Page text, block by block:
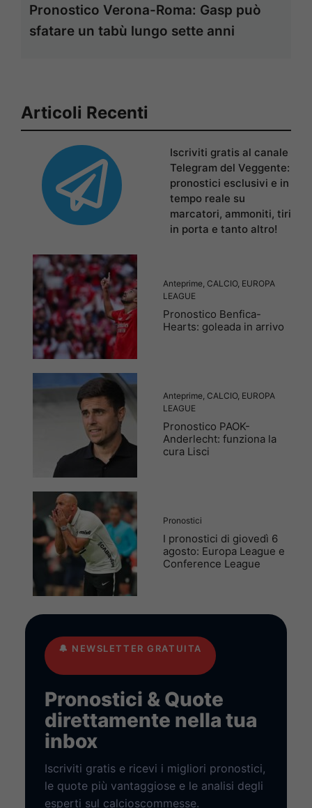
Pronostico Verona-Roma: Gasp può
sfatare un tabù lungo sette anni
Articoli Recenti
Iscriviti gratis al canale
Telegram del Veggente:
pronostici esclusivi e in
tempo reale su
marcatori, ammoniti, tiri
in porta e tanto altro!
Anteprime CALCIO, EUROPA
LEAGUE
Pronostico Benfica-
Hearts: goleada in arrivo
Anteprime CALCIO, EUROPA
LEAGUE
Pronostico PAOK-
Anderlecht: funziona la
cura Lisci
Pronostici
I pronostici di giovedì 6
agosto: Europa League e
Conference League
🔔 NEWSLETTER GRATUITA
Pronostici & Quote
direttamente nella tua
inbox
Iscriviti gratis e ricevi i migliori pronostici,
le quote più vantaggiose e le analisi degli
esperti sul calcioscommesse.